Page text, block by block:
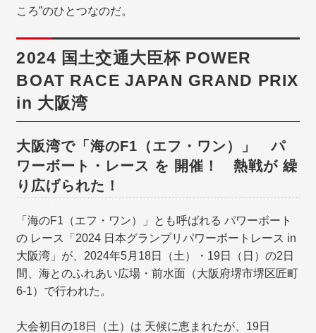
ころ”のひとつなのだ。
2024 国土交通大臣杯 POWER
BOAT RACE JAPAN GRAND PRIX
in 大阪湾
大阪湾で「海のF1（エフ・ワン）」 パ
ワーボート・レース を 開催！ 熱戦が 繰
り広げられた！
「海のF1（エフ・ワン）」とも呼ばれる パワーボート
の レース「2024 日本グランプリパワーボートレース in
大阪湾」が、2024年5月18日（土）・19日（日）の2日
間、海とのふれあい広場・前水面（大阪府堺市堺区匠町
6-1）で行われた。
大会初日の18日（土）は 天候に恵まれたが、19日